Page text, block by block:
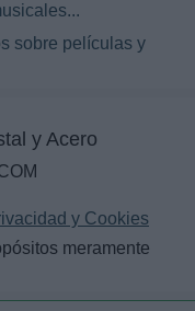
sobre películas y
y Acero
y Cookies
meramente